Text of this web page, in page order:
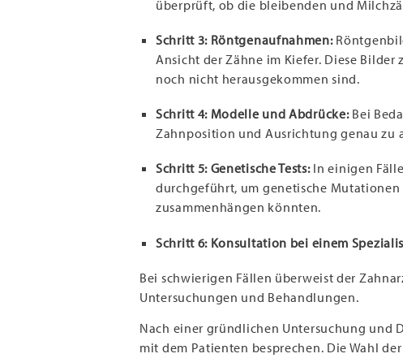
überprüft, ob die bleibenden und
Schritt 3: Röntgenaufnahmen:
Ansicht der Zähne im Kiefer. Diese
noch nicht herausgekommen sind.
Schritt 4: Modelle und Abdrücke: Bei
Zahnposition und Ausrichtung genau zu
Schritt 5: Genetische Tests: In einigen
durchgeführt, um genetische
zusammenhängen könnten.
Schritt 6: Konsultation bei einem
Bei schwierigen Fällen überweist der
Untersuchungen und Behandlungen.
Nach einer gründlichen Untersuchung und
mit dem Patienten besprechen. Die Wahl